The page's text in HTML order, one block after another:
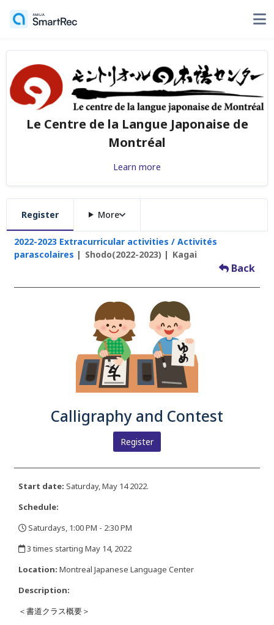
Le Centre de la Langue Japonaise de
Montréal
Learn more
Register More
2022-2023 Extracurricular activities / Activités
parascolaires
Shodo(2022-2023) Kagai
Back
Calligraphy and Contest
Register
Start date: Saturday, May 14 2022.
Schedule:
Saturdays, 1:00 PM - 2:30 PM
3 times starting May 14, 2022
Location: Montreal Japanese Language Center
Description:
＜書道クラス概要＞